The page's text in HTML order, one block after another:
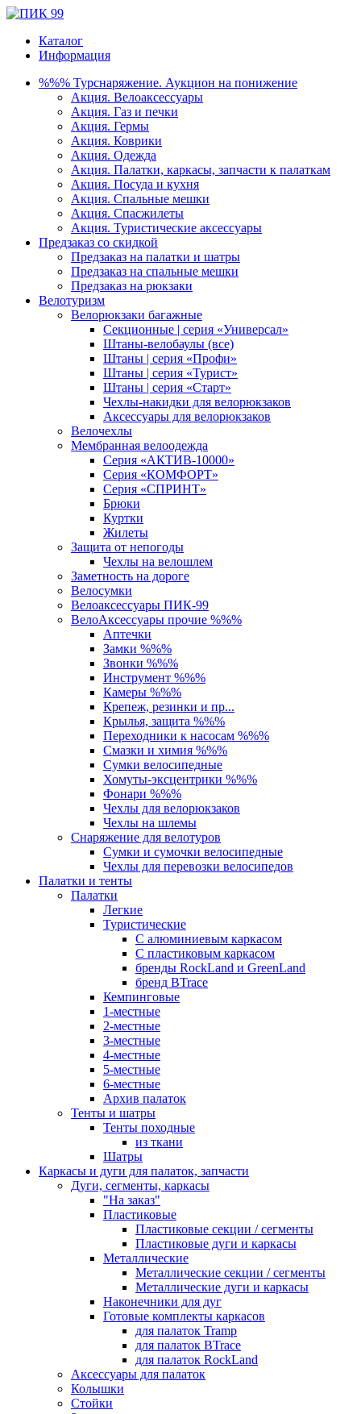
Каталог
Информация
%%% Турснаряжение. Аукцион на понижение
Акция. Велоаксессуары
Акция. Газ и печки
Акция. Гермы
Акция. Коврики
Акция. Одежда
Акция. Палатки, каркасы, запчасти к палаткам
Акция. Посуда и кухня
Акция. Спальные мешки
Акция. Спасжилеты
Акция. Туристические аксессуары
Предзаказ со скидкой
Предзаказ на палатки и шатры
Предзаказ на спальные мешки
Предзаказ на рюкзаки
Велотуризм
Велорюкзаки багажные
Секционные | серия «Универсал»
Штаны-велобаулы (все)
Штаны | серия «Профи»
Штаны | серия «Турист»
Штаны | серия «Старт»
Чехлы-накидки для велорюкзаков
Аксессуары для велорюкзаков
Велочехлы
Мембранная велоодежда
Серия «АКТИВ-10000»
Серия «КОМФОРТ»
Серия «СПРИНТ»
Брюки
Куртки
Жилеты
Защита от непогоды
Чехлы на велошлем
Заметность на дороге
Велосумки
Велоаксессуары ПИК-99
ВелоАксессуары прочие %%%
Аптечки
Замки %%%
Звонки %%%
Инструмент %%%
Камеры %%%
Крепеж, резинки и пр...
Крылья, защита %%%
Переходники к насосам %%%
Смазки и химия %%%
Сумки велосипедные
Хомуты-эксцентрики %%%
Фонари %%%
Чехлы для велорюкзаков
Чехлы на шлемы
Снаряжение для велотуров
Сумки и сумочки велосипедные
Чехлы для перевозки велосипедов
Палатки и тенты
Палатки
Легкие
Туристические
С алюминиевым каркасом
С пластиковым каркасом
бренды RockLand и GreenLand
бренд BTrace
Кемпинговые
1-местные
2-местные
3-местные
4-местные
5-местные
6-местные
Архив палаток
Тенты и шатры
Тенты походные
из ткани
Шатры
Каркасы и дуги для палаток, запчасти
Дуги, сегменты, каркасы
"На заказ"
Пластиковые
Пластиковые секции / сегменты
Пластиковые дуги и каркасы
Металлические
Металлические секции / сегменты
Металлические дуги и каркасы
Наконечники для дуг
Готовые комплекты каркасов
для палаток Tramp
для палаток BTrace
для палаток RockLand
Аксессуары для палаток
Колышки
Стойки